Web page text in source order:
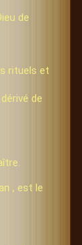
de
rituels et
de
, est le